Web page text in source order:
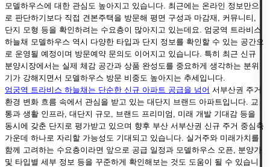
모델하우스에 대한 관심도 높아지고 있습니다. 최근에는 온라인 정보만으
로 판단하기보다 직접 견본주택을 방문해 평면 구성과 마감재, 커뮤니티,
단지 모형 등을 확인하려는 수요층이 많아지고 있는데요. 엄궁역 트라비스
하늘채 모델하우스 역시 다양한 타입과 단지 정보를 확인할 수 있는 공간으
로 운영될 예정이며 방문예약 문의도 이어지고 있습니다. 특히 최근 신규
분양시장에서는 실제 체감 공간과 상품 완성도를 중요하게 생각하는 분위
기가 강해지면서 모델하우스 방문 비중도 높아지는 추세입니다.
엄궁역 트라비스 하늘채는 단순한 신규 아파트 공급을 넘어 서부산권 주거
환경 변화 흐름 속에서 관심을 받고 있는 대단지 브랜드 아파트입니다. 교
통과 생활 인프라, 대단지 규모, 브랜드 프리미엄, 미래 개발 기대감 등을
동시에 갖춘 단지로 평가받고 있으며 향후 부산 서부산권 신규 주거 중심축
가운데 하나로 자리할 가능성도 기대되고 있습니다. 실거주와 미래가치를
함께 고려하는 수요층이라면 앞으로 공급 일정과 모델하우스 오픈, 분양가
및 타입별 세부 정보 등을 꾸준하게 확인해보는 것도 도움이 될 수 있습니